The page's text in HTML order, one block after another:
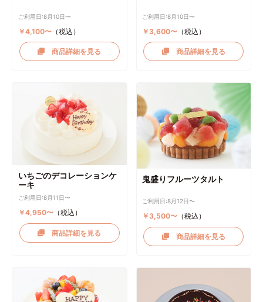
ご利用日:8月10日〜
￥4,100〜（税込）
商品詳細を見る
ご利用日:8月10日〜
￥3,600〜 （税込）
商品詳細を見る
いちごのデコレーションケ
ーキ
ご利用日:8月11日〜
￥4,950〜（税込）
商品詳細を見る
鬼盛りフルーツタルト
ご利用日:8月12日〜
￥3,500〜 （税込）
商品詳細を見る